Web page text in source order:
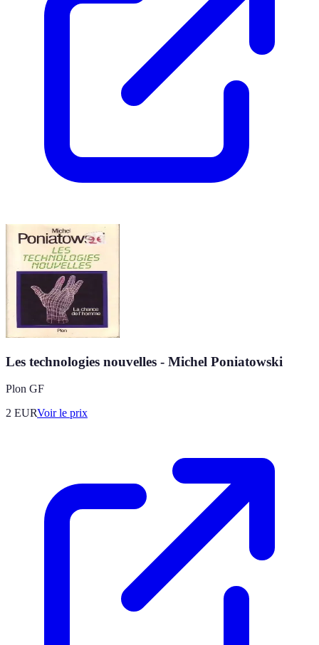
Les technologies nouvelles - Michel Poniatowski
Plon GF
2 EURVoir le prix